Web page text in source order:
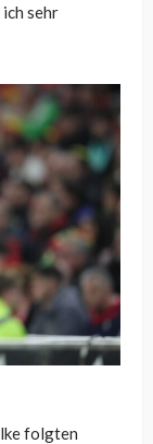
ich sehr
folgten